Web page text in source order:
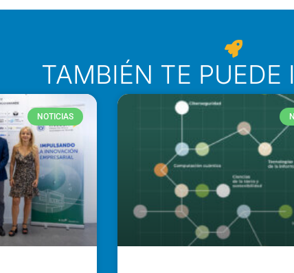
TAMBIÉN TE PUEDE
NOTICIAS